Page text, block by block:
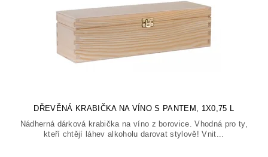
DŘEVĚNÁ KRABIČKA NA VÍNO S PANTEM, 1X0,75 L
Nádherná dárková krabička na víno z borovice. Vhodná pro ty,
kteří chtějí láhev alkoholu darovat stylově! Vnit...